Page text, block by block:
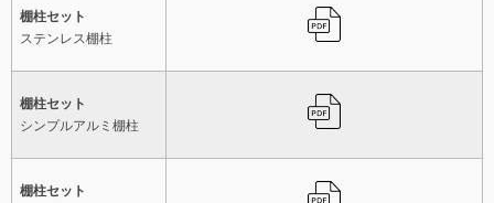
棚柱セット
ステンレス棚柱
棚柱セット
シンプルアルミ棚柱
棚柱セット